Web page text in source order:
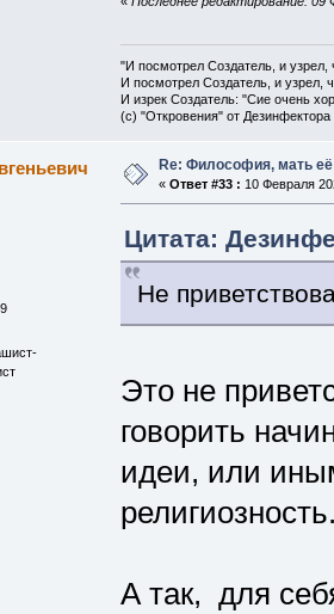
"И посмотрел Создатель, и
И посмотрел Создатель, и узрел,
И изрек Создатель: "Сие очень
(с) "Откровения" от Дезинфектора
Re: Философия, мать её
« Ответ #33 : 10 Февраля
Цитата:
Не
Это не
говорить
идеи, или
А так, для